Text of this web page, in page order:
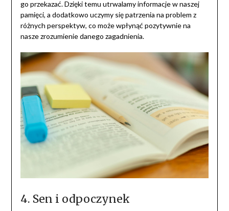
go przekazać. Dzięki temu utrwalamy informacje w naszej
pamięci, a dodatkowo uczymy się patrzenia na problem z
różnych perspektyw, co może wpłynąć pozytywnie na
nasze zrozumienie danego zagadnienia.
4. Sen i odpoczynek